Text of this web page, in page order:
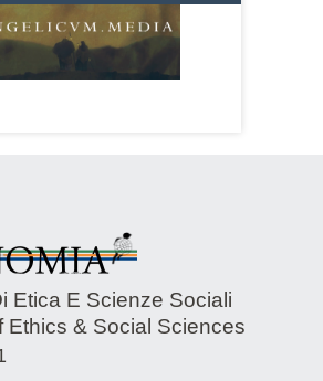
Etica E Scienze Sociali
Ethics & Social Sciences